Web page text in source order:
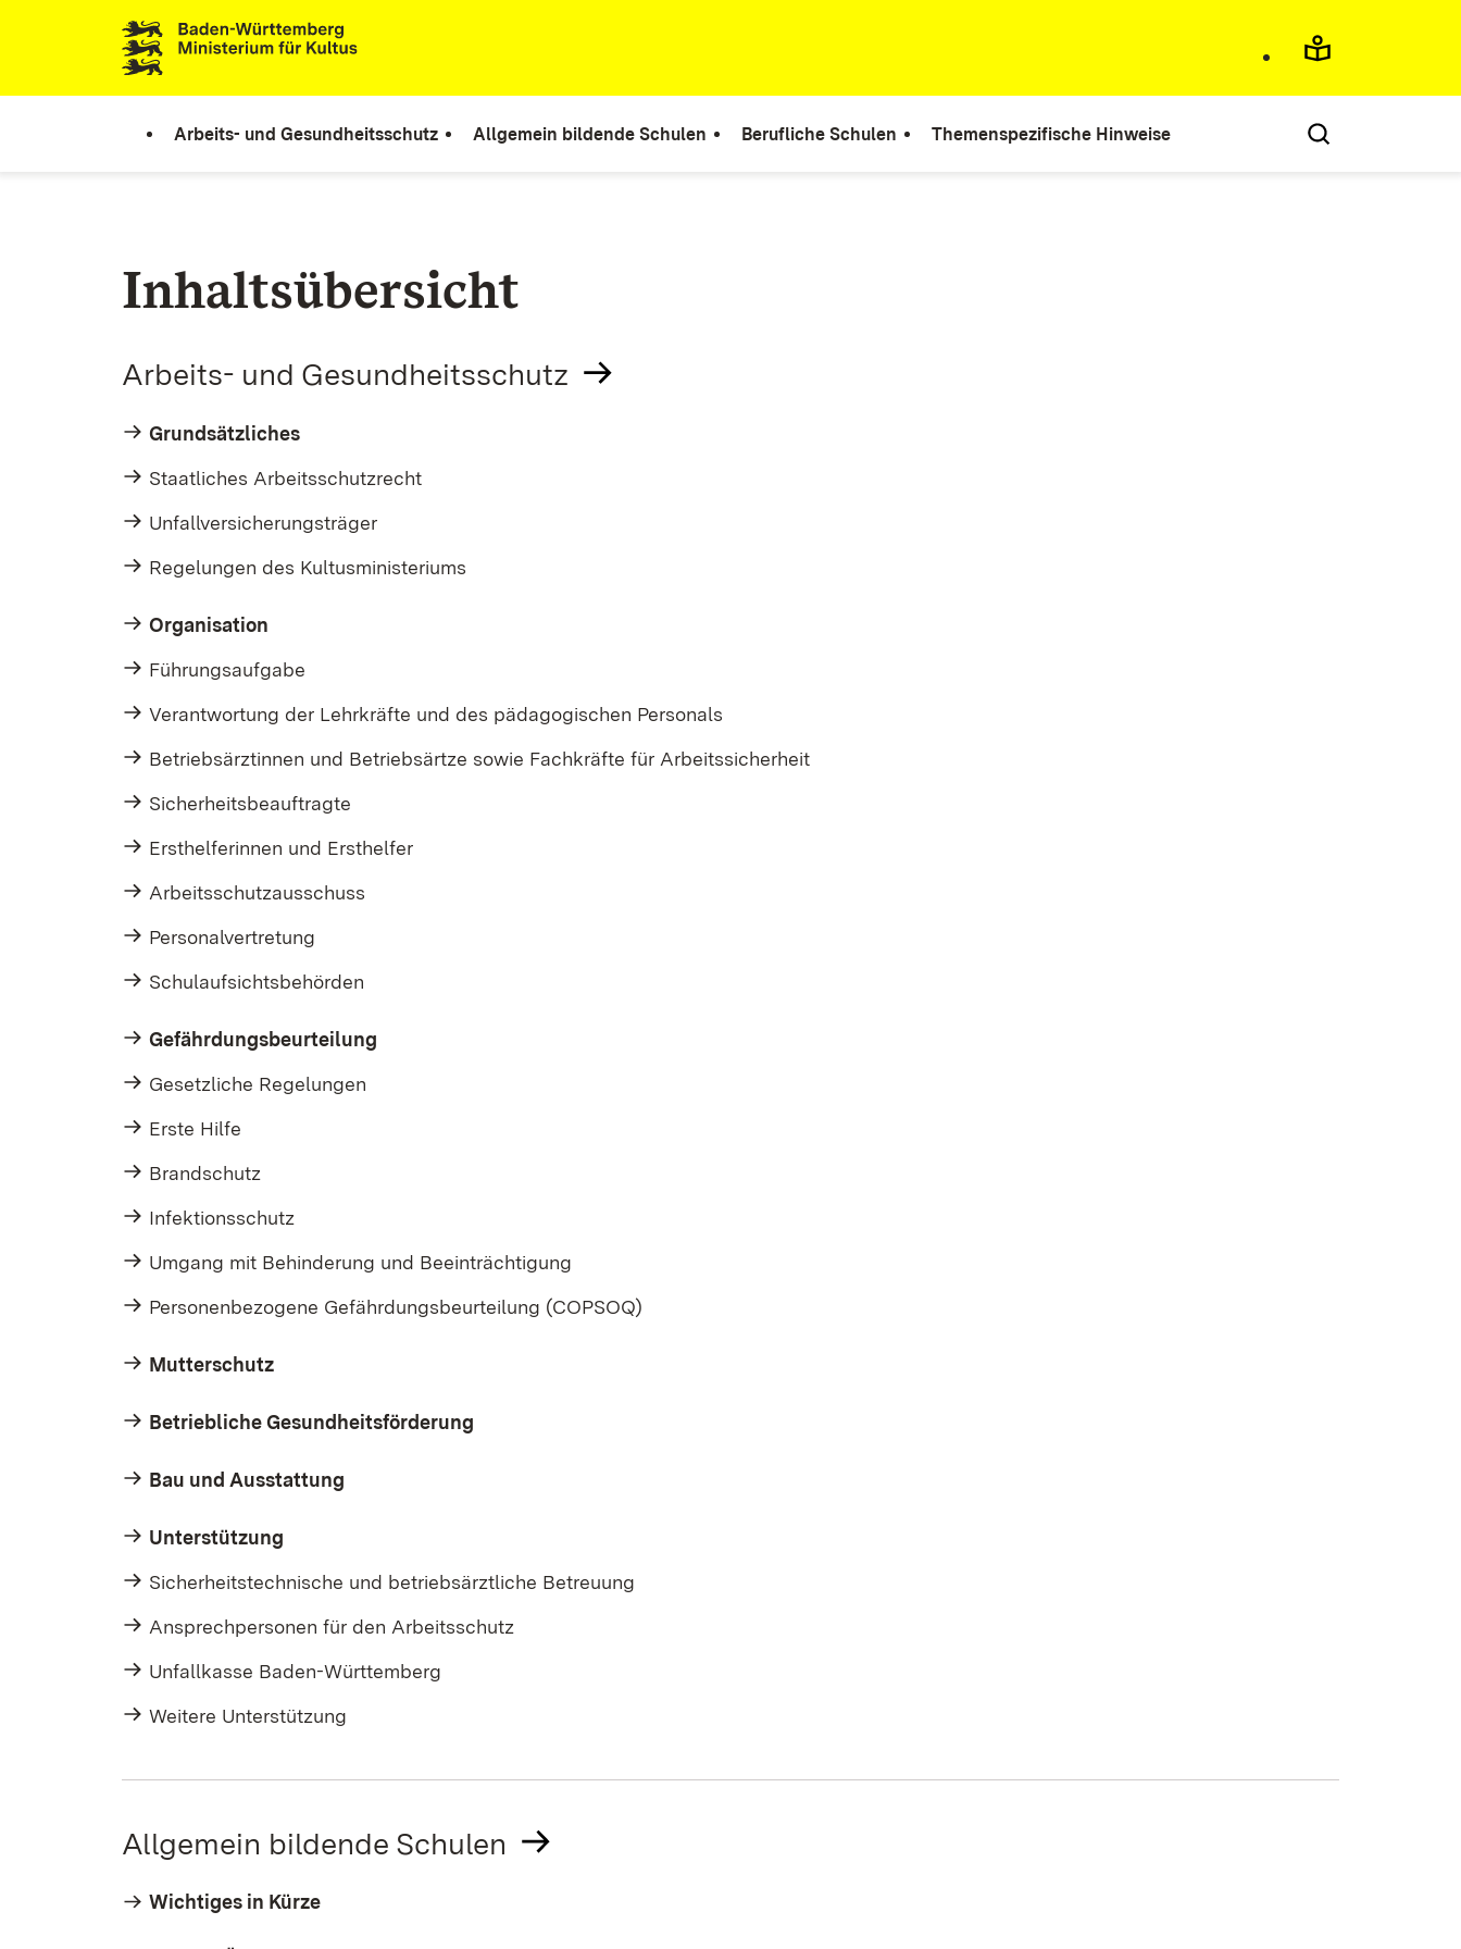
Zum Inhalt springen
Link zur Startseite
Arbeits- und Gesundheitsschutz Allgemein bildende Schulen Berufliche Schulen Themenspezifische Hinweise
Inhaltsübersicht
Arbeits- und Gesundheitsschutz
Grundsätzliches
Staatliches Arbeitsschutzrecht
Unfallversicherungsträger
Regelungen des Kultusministeriums
Organisation
Führungsaufgabe
Verantwortung der Lehrkräfte und des pädagogischen Personals
Betriebsärztinnen und Betriebsärtze sowie Fachkräfte für Arbeitssicherheit
Sicherheitsbeauftragte
Ersthelferinnen und Ersthelfer
Arbeitsschutzausschuss
Personalvertretung
Schulaufsichtsbehörden
Gefährdungsbeurteilung
Gesetzliche Regelungen
Erste Hilfe
Brandschutz
Infektionsschutz
Umgang mit Behinderung und Beeinträchtigung
Personenbezogene Gefährdungsbeurteilung (COPSOQ)
Mutterschutz
Betriebliche Gesundheitsförderung
Bau und Ausstattung
Unterstützung
Sicherheitstechnische und betriebsärztliche Betreuung
Ansprechpersonen für den Arbeitsschutz
Unfallkasse Baden-Württemberg
Weitere Unterstützung
Allgemein bildende Schulen
Wichtiges in Kürze